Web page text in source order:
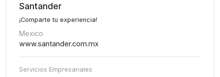
Santander
¡Comparte tu experiencia!
Mexico
www.santander.com.mx
Servicios Empresariales